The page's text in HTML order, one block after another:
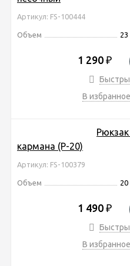
Артикул: FS-100444
Объем 23
1 290 ₽
В избранное
кармана (Р-20)
Артикул: FS-100379
Объем 20
1 490 ₽
В избранное